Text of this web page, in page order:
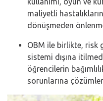
maliyetli
dönüşmeden
OBM ile birlikte, risk
sistemi dışına
öğrencilerin
sorunlarına